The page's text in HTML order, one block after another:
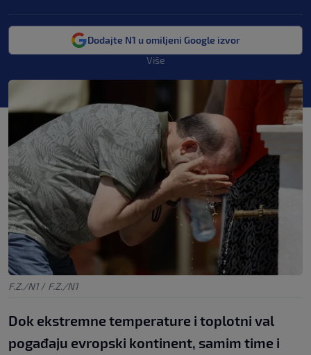
Dodajte N1 u omiljeni Google izvor
Više
F.Z./N1 / F.Z./N1
Dok ekstremne temperature i toplotni val
pogađaju evropski kontinent, samim time i